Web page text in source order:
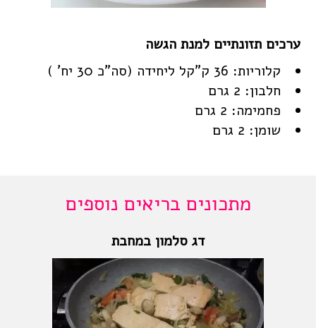
קלוריות: 36 ק"קל ליחידה (סה"כ 30 יח' )
חלבון: 2 גרם
פחמימה: 2 גרם
שומן: 2 גרם
מתכונים בריאים נוספים
דג סלמון במחבת